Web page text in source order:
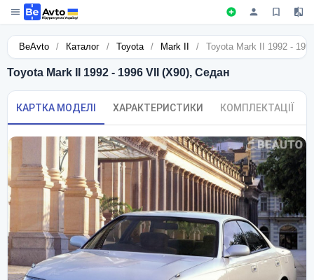
BeAvto / Каталог / Toyota / Mark II / Toyota Mark II 1992 -
Toyota Mark II 1992 - 1996 VII (X90), Седан
КАРТКА МОДЕЛІ ХАРАКТЕРИСТИКИ КОМПЛЕКТАЦІЇ